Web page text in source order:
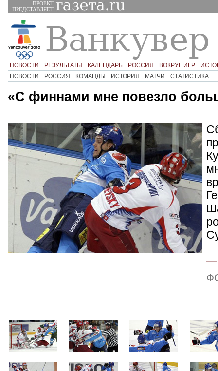
ПРОЕКТ
ПРЕДСТАВЛЯЕТ
НОВОСТИ РЕЗУЛЬТАТЫ КАЛЕНДАРЬ РОССИЯ ВОКРУГ ИГР
НОВОСТИ
РОССИЯ КОМАНДЫ ИСТОРИЯ МАТЧИ СТАТИСТИКА
«С финнами мне повезло